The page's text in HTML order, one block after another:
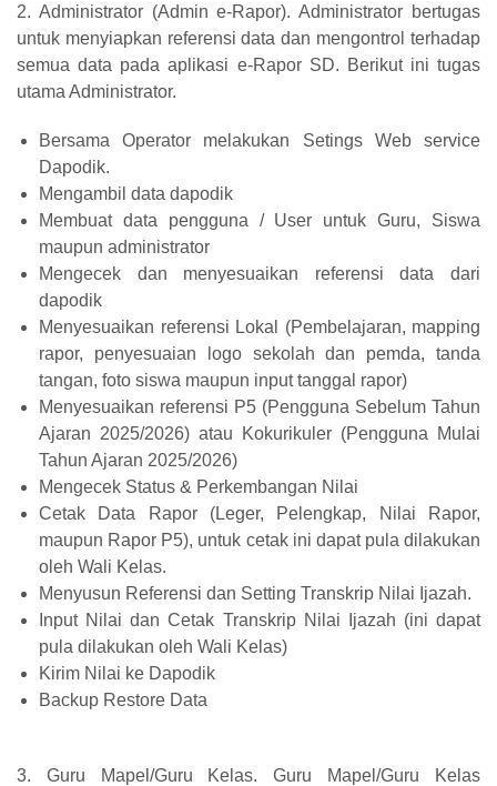
2. Administrator (Admin e-Rapor). Administrator bertugas
untuk menyiapkan referensi data dan mengontrol terhadap
semua data pada aplikasi e-Rapor SD. Berikut ini tugas
utama Administrator.
Bersama Operator melakukan Setings Web service
Dapodik.
Mengambil data dapodik
Membuat data pengguna / User untuk Guru, Siswa
maupun administrator
Mengecek dan menyesuaikan referensi data dari
dapodik
Menyesuaikan referensi Lokal (Pembelajaran, mapping
rapor, penyesuaian logo sekolah dan pemda, tanda
tangan, foto siswa maupun input tanggal rapor)
Menyesuaikan referensi P5 (Pengguna Sebelum Tahun
Ajaran 2025/2026) atau Kokurikuler (Pengguna Mulai
Tahun Ajaran 2025/2026)
Mengecek Status & Perkembangan Nilai
Cetak Data Rapor (Leger, Pelengkap, Nilai Rapor,
maupun Rapor P5), untuk cetak ini dapat pula dilakukan
oleh Wali Kelas.
Menyusun Referensi dan Setting Transkrip Nilai Ijazah.
Input Nilai dan Cetak Transkrip Nilai Ijazah (ini dapat
pula dilakukan oleh Wali Kelas)
Kirim Nilai ke Dapodik
Backup Restore Data
3. Guru Mapel/Guru Kelas. Guru Mapel/Guru Kelas